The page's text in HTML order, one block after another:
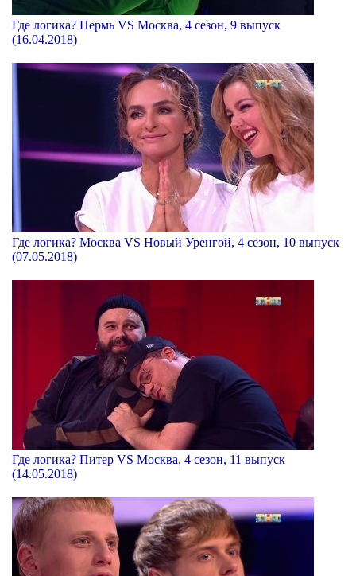
Где логика? Пермь VS Москва, 4 сезон, 9 выпуск
(16.04.2018)
Где логика? Москва VS Новый Уренгой, 4 сезон, 10 выпуск
(07.05.2018)
Где логика? Питер VS Москва, 4 сезон, 11 выпуск
(14.05.2018)